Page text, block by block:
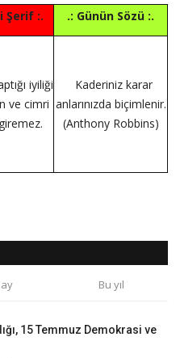
Şerif :.
.: Günün Sözü :.
iyiliği
ve cimri
Kaderiniz karar
anlarınızda biçimlenir.
(Anthony Robbins)
Bu yıl
15 Temmuz Demokrasi ve